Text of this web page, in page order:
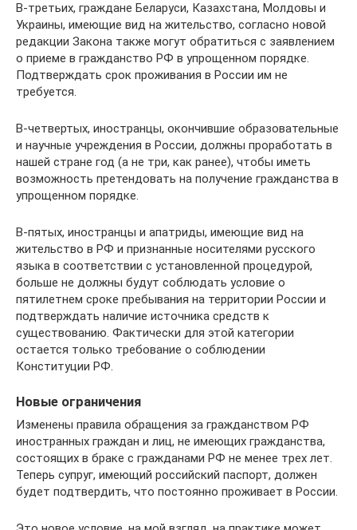
В-третьих, граждане Беларуси, Казахстана, Молдовы и
Украины, имеющие вид на жительство, согласно новой
редакции Закона также могут обратиться с заявлением
о приеме в гражданство РФ в упрощенном порядке.
Подтверждать срок проживания в России им не
требуется.
В-четвертых, иностранцы, окончившие образовательные
и научные учреждения в России, должны проработать в
нашей стране год (а не три, как ранее), чтобы иметь
возможность претендовать на получение гражданства в
упрощенном порядке.
В-пятых, иностранцы и апатриды, имеющие вид на
жительство в РФ и признанные носителями русского
языка в соответствии с установленной процедурой,
больше не должны будут соблюдать условие о
пятилетнем сроке пребывания на территории России и
подтверждать наличие источника средств к
существованию. Фактически для этой категории
остается только требование о соблюдении
Конституции РФ.
Новые ограничения
Изменены правила обращения за гражданством РФ
иностранных граждан и лиц, не имеющих гражданства,
состоящих в браке с гражданами РФ не менее трех лет.
Теперь супруг, имеющий российский паспорт, должен
будет подтвердить, что постоянно проживает в России.